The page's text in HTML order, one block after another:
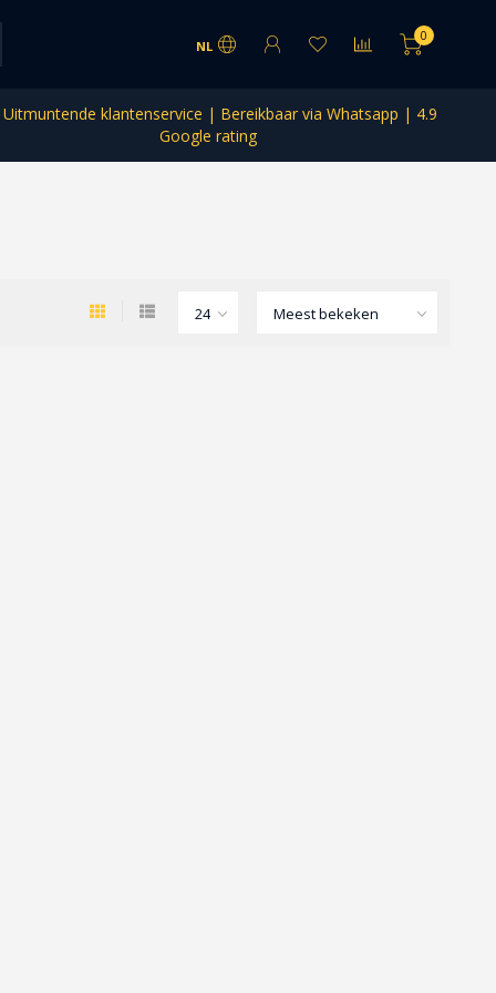
NL
0
Uitmuntende klantenservice | Bereikbaar via Whatsapp | 4.9
Google rating